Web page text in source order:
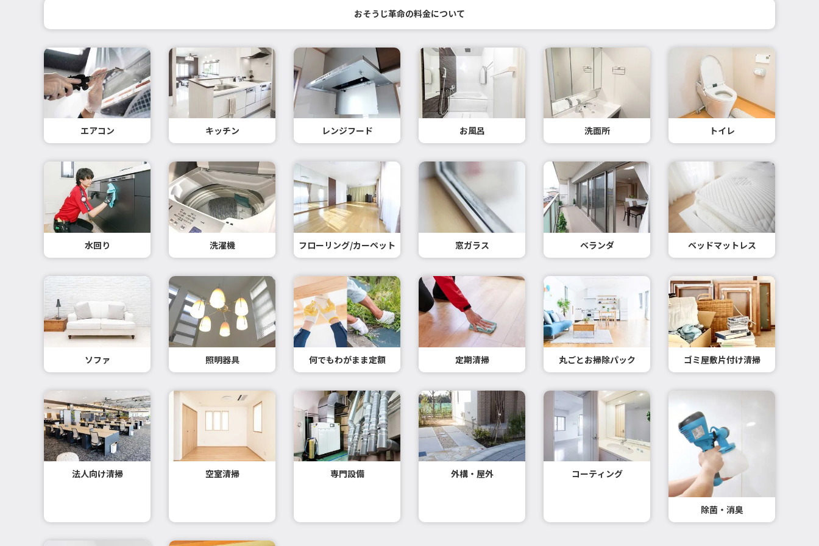
おそうじ革命の料金について
エアコン キッチン レンジフード お風呂 洗面所 トイレ
水回り 洗濯機 フローリング/カーペット 窓ガラス ベランダ ベッドマットレス
ソファ 照明器具 何でもわがまま定額 定期清掃 丸ごとお掃除パック ゴミ屋敷片付け清掃
法人向け清掃 空室清掃 専門設備 外構・屋外 コーティング
除菌・消臭